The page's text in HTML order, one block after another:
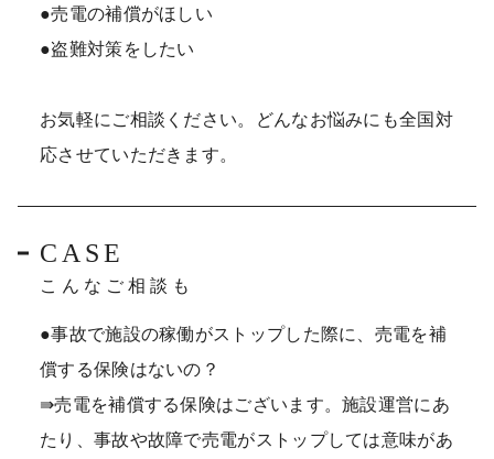
●売電の補償がほしい
●盗難対策をしたい
お気軽にご相談ください。どんなお悩みにも全国対
応させていただきます。
CASE
こんなご相談も
●事故で施設の稼働がストップした際に、売電を補
償する保険はないの？
⇛売電を補償する保険はございます。施設運営にあ
たり、事故や故障で売電がストップしては意味があ